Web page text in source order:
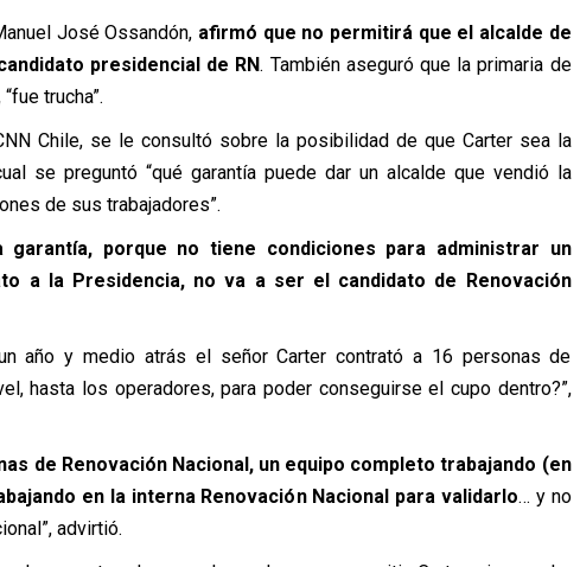
José Ossandón, afirmó que no permitirá que el alcalde de
presidencial de RN. También aseguró que la primaria de
trucha”.
Chile, se le consultó sobre la posibilidad de que Carter sea la
se preguntó “qué garantía puede dar un alcalde que vendió la
de sus trabajadores”.
garantía, porque no tiene condiciones para administrar un
a la Presidencia, no va a ser el candidato de Renovación
año y medio atrás el señor Carter contrató a 16 personas de
hasta los operadores, para poder conseguirse el cupo dentro?”,
de Renovación Nacional, un equipo completo trabajando (en
en la interna Renovación Nacional para validarlo… y no
advirtió.